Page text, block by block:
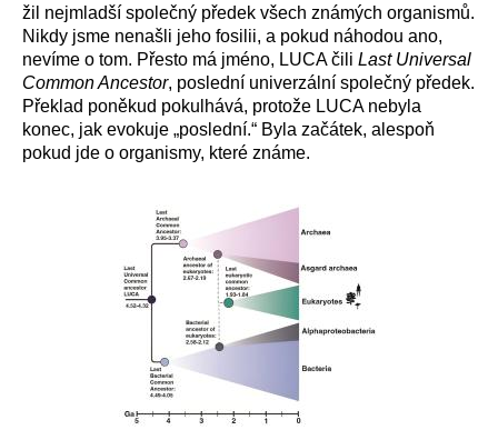
žil nejmladší společný předek všech známých organismů.
Nikdy jsme nenašli jeho fosilii, a pokud náhodou ano,
nevíme o tom. Přesto má jméno, LUCA čili Last Universal
Common Ancestor, poslední univerzální společný předek.
Překlad poněkud pokulhává, protože LUCA nebyla
konec, jak evokuje „poslední.“ Byla začátek, alespoň
pokud jde o organismy, které známe.